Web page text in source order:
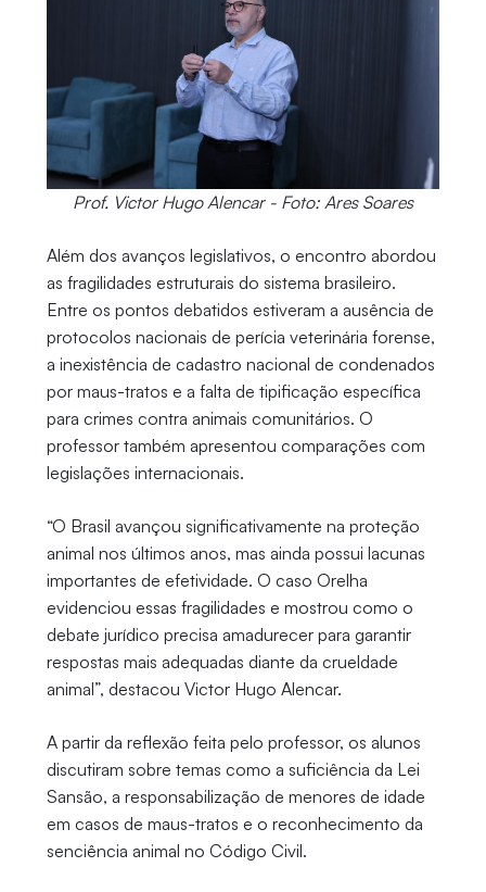
Prof. Victor Hugo Alencar - Foto: Ares Soares
Além dos avanços legislativos, o encontro abordou
as fragilidades estruturais do sistema brasileiro.
Entre os pontos debatidos estiveram a ausência de
protocolos nacionais de perícia veterinária forense,
a inexistência de cadastro nacional de condenados
por maus-tratos e a falta de tipificação específica
para crimes contra animais comunitários. O
professor também apresentou comparações com
legislações internacionais.
“O Brasil avançou significativamente na proteção
animal nos últimos anos, mas ainda possui lacunas
importantes de efetividade. O caso Orelha
evidenciou essas fragilidades e mostrou como o
debate jurídico precisa amadurecer para garantir
respostas mais adequadas diante da crueldade
animal”, destacou Victor Hugo Alencar.
A partir da reflexão feita pelo professor, os alunos
discutiram sobre temas como a suficiência da Lei
Sansão, a responsabilização de menores de idade
em casos de maus-tratos e o reconhecimento da
senciência animal no Código Civil.